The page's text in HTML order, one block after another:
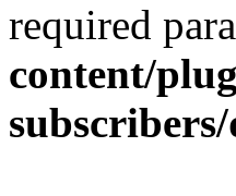
required
content/